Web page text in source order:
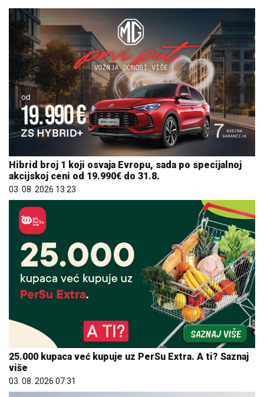
Hibrid broj 1 koji osvaja Evropu, sada po specijalnoj
akcijskoj ceni od 19.990€ do 31.8.
03. 08. 2026 13:23
25.000 kupaca već kupuje uz PerSu Extra. A ti? Saznaj
više
03. 08. 2026 07:31